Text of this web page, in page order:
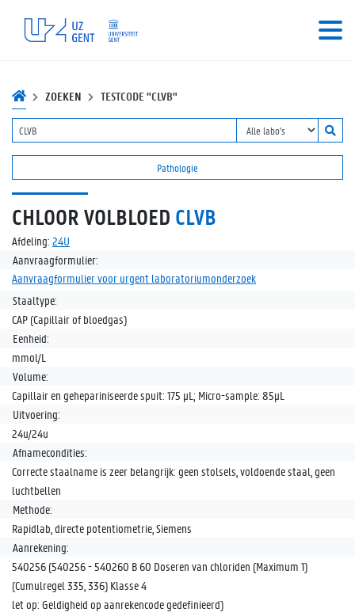
ZOEKEN TESTCODE "CLVB"
Pathologie
CHLOOR VOLBLOED CLVB
Afdeling: 24U
Aanvraagformulier:
Aanvraagformulier voor urgent laboratoriumonderzoek
Staaltype:
CAP (Capillair of bloedgas)
Eenheid:
mmol/L
Volume:
Capillair en gehepariniseerde spuit: 175 µL; Micro-sample: 85µL
Uitvoering:
24u/24u
Afnamecondities:
Correcte staalname is zeer belangrijk: geen stolsels, voldoende staal, geen
luchtbellen
Methode:
Rapidlab, directe potentiometrie, Siemens
Aanrekening:
540256 (540256 - 540260 B 60 Doseren van chloriden (Maximum 1)
(Cumulregel 335, 336) Klasse 4
let op: Geldigheid op aanrekencode gedefinieerd)